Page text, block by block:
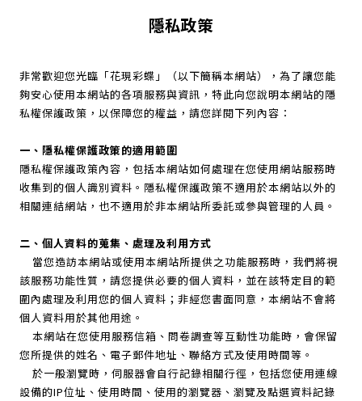
隱私政策
非常歡迎您光臨「花現彩蝶」（以下簡稱本網站），為了讓您能
夠安心使用本網站的各項服務與資訊，特此向您說明本網站的隱
私權保護政策，以保障您的權益，請您詳閱下列內容：
一、隱私權保護政策的適用範圍
隱私權保護政策內容，包括本網站如何處理在您使用網站服務時
收集到的個人識別資料。隱私權保護政策不適用於本網站以外的
相關連結網站，也不適用於非本網站所委託或參與管理的人員。
二、個人資料的蒐集、處理及利用方式
當您造訪本網站或使用本網站所提供之功能服務時，我們將視
該服務功能性質，請您提供必要的個人資料，並在該特定目的範
圍內處理及利用您的個人資料；非經您書面同意，本網站不會將
個人資料用於其他用途。
本網站在您使用服務信箱、問卷調查等互動性功能時，會保留
您所提供的姓名、電子郵件地址、聯絡方式及使用時間等。
於一般瀏覽時，伺服器會自行記錄相關行徑，包括您使用連線
設備的IP位址、使用時間、使用的瀏覽器、瀏覽及點選資料記錄